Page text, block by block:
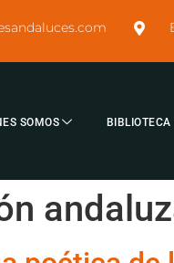
SOMOS BIBLIOTECA